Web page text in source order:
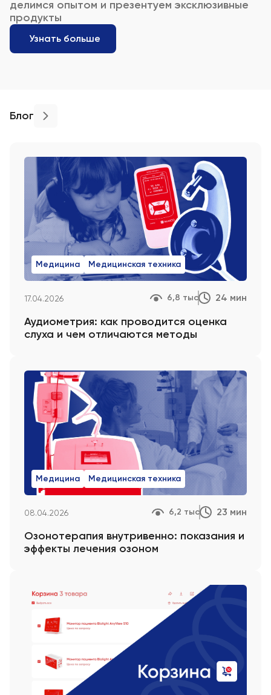
делимся опытом и презентуем эксклюзивные
продукты
Узнать больше
Блог
Медицина Медицинская техника
17.04.2026 6,8 тыс 24 мин
Аудиометрия: как проводится оценка
слуха и чем отличаются методы
Медицина Медицинская техника
08.04.2026 6,2 тыс 23 мин
Озонотерапия внутривенно: показания и
эффекты лечения озоном